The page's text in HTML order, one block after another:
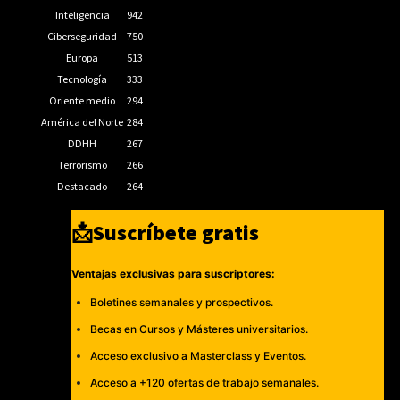
Inteligencia
942
Ciberseguridad
750
Europa
513
Tecnología
333
Oriente medio
294
América del Norte 284
DDHH
267
Terrorismo
266
Destacado
264
📩Suscríbete gratis
Ventajas exclusivas para suscriptores:
Boletines semanales y prospectivos.
Becas en Cursos y Másteres universitarios.
Acceso exclusivo a Masterclass y Eventos.
Acceso a +120 ofertas de trabajo semanales.